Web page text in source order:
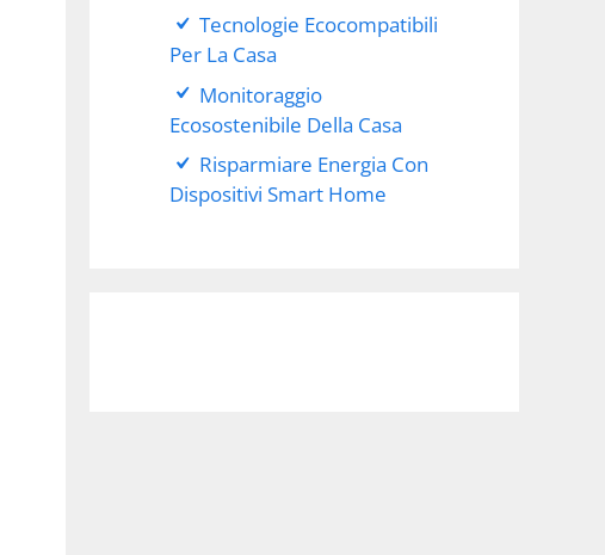
Tecnologie Ecocompatibili
Per La Casa
Monitoraggio
Ecosostenibile Della Casa
Risparmiare Energia Con
Dispositivi Smart Home